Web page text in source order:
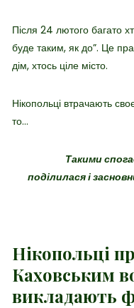
Після 24 лютого багато
буде таким, як до”. Це
дім, хтось ціле місто.
Нікопольці втрачають
то…
Такими
поділилася і
Нікопольці
Каховським
викладають